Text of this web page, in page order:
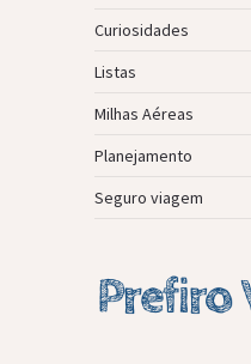
Curiosidades
Listas
Milhas Aéreas
Planejamento
Seguro viagem